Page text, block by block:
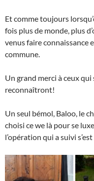
Et comme toujours
fois plus de monde, plus
venus faire connaissance
commune.
Un grand merci à ceux
reconnaîtront!
Un seul bémol, Baloo, le
choisi ce we là pour se
l’opération qui a suivi